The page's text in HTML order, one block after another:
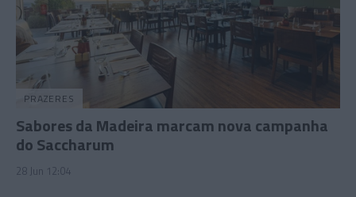
PRAZERES
Sabores da Madeira marcam nova campanha
do Saccharum
28 Jun 12:04